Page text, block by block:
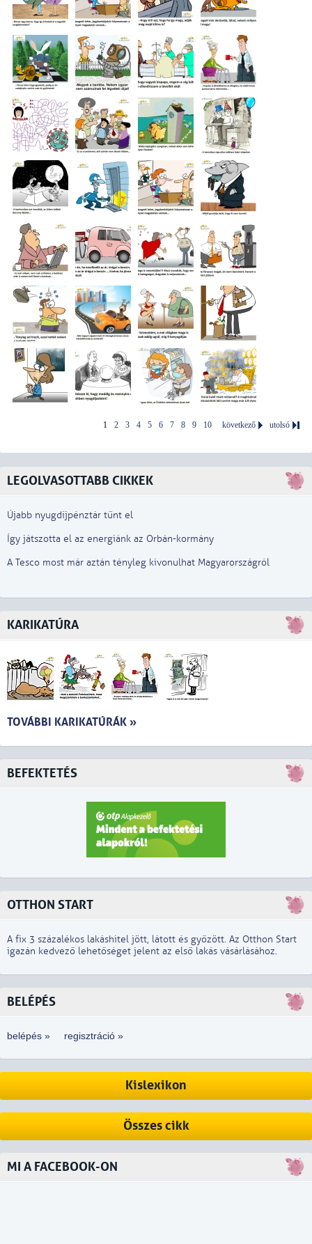
1 2 3 4 5 6 7 8 9 10 következő utolsó
LEGOLVASOTTABB CIKKEK
Újabb nyugdíjpénztár tűnt el
Így játszotta el az energiánk az Orbán-kormány
A Tesco most már aztán tényleg kivonulhat Magyarországról
KARIKATÚRA
TOVÁBBI KARIKATÚRÁK »
BEFEKTETÉS
OTTHON START
A fix 3 százalékos lakáshitel jött, látott és győzött. Az Otthon Start
igazán kedvező lehetőséget jelent az első lakás vásárlásához.
BELÉPÉS
belépés » regisztráció »
Kislexikon
Összes cikk
MI A FACEBOOK-ON